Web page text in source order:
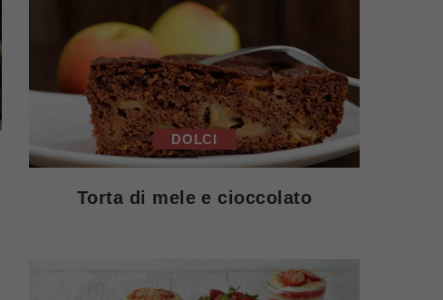
DOLCI
Torta di mele e cioccolato